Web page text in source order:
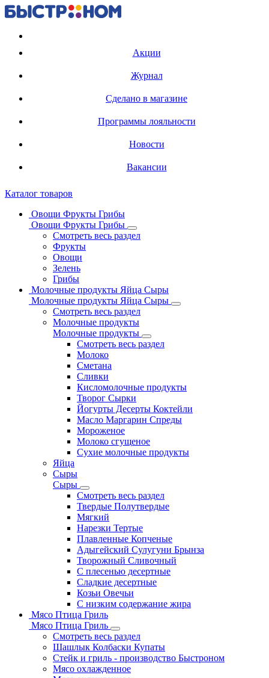
Акции
Журнал
Сделано в магазине
Программы лояльности
Новости
Вакансии
Каталог товаров
Овощи Фрукты Грибы
Овощи Фрукты Грибы
Смотреть весь раздел
Фрукты
Овощи
Зелень
Грибы
Молочные продукты Яйца Сыры
Молочные продукты Яйца Сыры
Смотреть весь раздел
Молочные продукты
Молочные продукты
Смотреть весь раздел
Молоко
Сметана
Сливки
Кисломолочные продукты
Творог Сырки
Йогурты Десерты Коктейли
Масло Маргарин Спреды
Мороженое
Молоко сгущеное
Сухие молочные продукты
Яйца
Сыры
Сыры
Смотреть весь раздел
Твердые Полутвердые
Мягкий
Нарезки Тертые
Плавленные Копченые
Адыгейский Сулугуни Брынза
Творожный Сливочный
С плесенью десертные
Сладкие десертные
Козьи Овечьи
С низким содержание жира
Мясо Птица Гриль
Мясо Птица Гриль
Смотреть весь раздел
Шашлык Колбаски Купаты
Стейк и гриль - производство Быстроном
Мясо охлажденное